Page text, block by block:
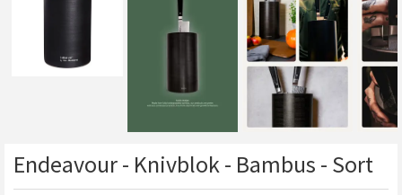
Endeavour - Knivblok - Bambus - Sort